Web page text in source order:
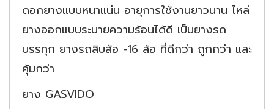
ดอกยางแบบหนาแน่น อายุการใช้งานยาวนาน ไหล่
ยางออกแบบระบายความร้อนได้ดี เป็นยางรถ
บรรทุก ยางรถสิบล้อ -16 ล้อ ที่ดีกว่า ถูกกว่า และ
คุ้มกว่า
ยาง GASVIDO